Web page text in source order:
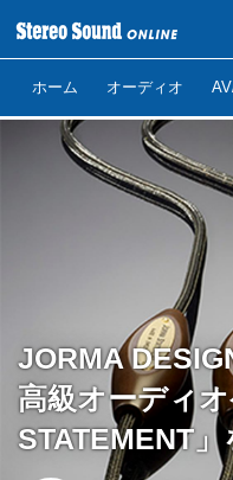
ホーム オーディオ
JORMA
高級オーディ
STATEMENT」